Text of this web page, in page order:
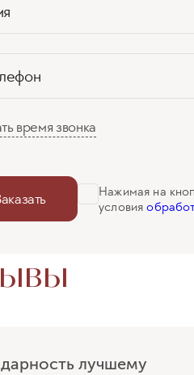
время звонка
Нажимая на
условия
лучшему